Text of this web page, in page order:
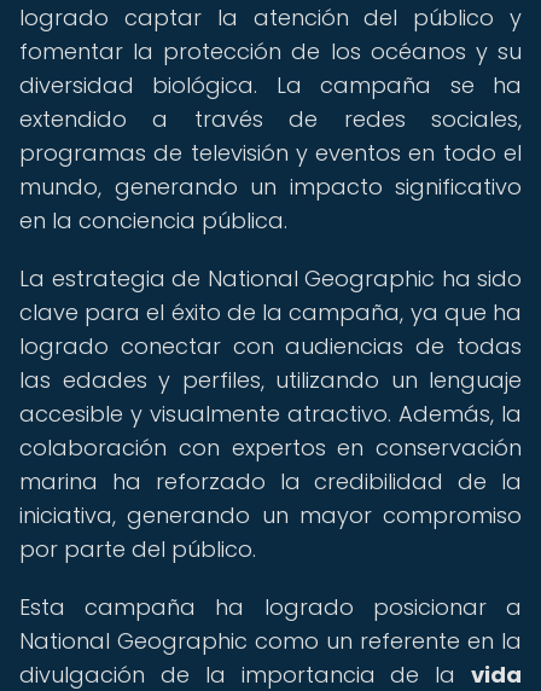
logrado captar la atención del público y
fomentar la protección de los océanos y su
diversidad biológica. La campaña se ha
extendido a través de redes sociales,
programas de televisión y eventos en todo el
mundo, generando un impacto significativo
en la conciencia pública.
La estrategia de National Geographic ha sido
clave para el éxito de la campaña, ya que ha
logrado conectar con audiencias de todas
las edades y perfiles, utilizando un lenguaje
accesible y visualmente atractivo. Además, la
colaboración con expertos en conservación
marina ha reforzado la credibilidad de la
iniciativa, generando un mayor compromiso
por parte del público.
Esta campaña ha logrado posicionar a
National Geographic como un referente en la
divulgación de la importancia de la vida